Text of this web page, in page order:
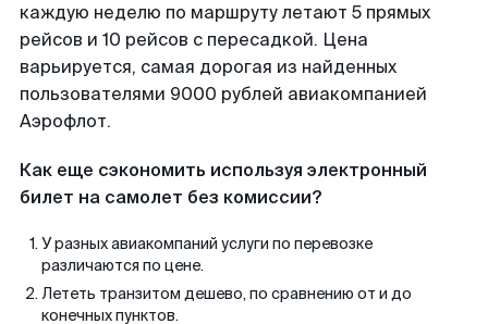
каждую неделю по маршруту летают 5 прямых
рейсов и 10 рейсов с пересадкой. Цена
варьируется, самая дорогая из найденных
пользователями 9000 рублей авиакомпанией
Аэрофлот.
Как еще сэкономить используя электронный
билет на самолет без комиссии?
У разных авиакомпаний услуги по перевозке
различаются по цене.
Лететь транзитом дешево, по сравнению от и до
конечных пунктов.